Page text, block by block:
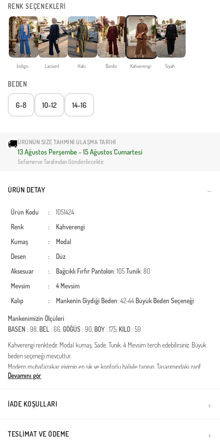
RENK SEÇENEKLERİ
İndigo Lacivert Haki Bordo Kahverengi Siyah
BEDEN
6-8 10-12 14-16
🚚ÜRÜNÜN SIZE TAHMINI ULAŞMA TARIHI
13 Ağustos Perşembe - 15 Ağustos Cumartesi
Sefamerve Tarafından Gönderilecektir.
ÜRÜN DETAY
Ürün Kodu :
1051424
Renk
:
Kahverengi
Kumaş
:
Modal
Desen
:
Düz
Aksesuar
: Bağcıklı Fırfır Pantolon: 105Tunik: 80
Mevsim
:
4 Mevsim
Kalıp
: Mankenin Giydiği Beden: 42-44 Büyük Beden Seçeneği
Mankenimizin Ölçüleri
BASEN : 98, BEL: 66,GÖĞÜS: 90, BOY: 175, KILO: 59
Kahverengi renktedir. Modal kumaş. Sade. Tunik. 4 Mevsim tercih edebilirsiniz. Büyük
beden seçeneği mevcuttur.
Modern muhafazakar giyimin en şık ve konforlu haliyle tanışın. Tasarımındaki zarif
düğme detayları ve zamansız kesimiyle dikkat çeken bu ikili takım, gardırobunuzun en
günlerde nefes alır hem de serin havalarda konfor sağlar.Kumaş Özelliği: Yüksek
kaliteli modal liflerinden üretilmiştir. Modal kumaşın doğal yumuşaklığı, ipeksi dokusu
alan fonksiyonel ve estetik düğmeler, takıma modern bir hava katarken kullanım
Devamını gör
İADE KOŞULLARI
TESLIMAT VE ÖDEME